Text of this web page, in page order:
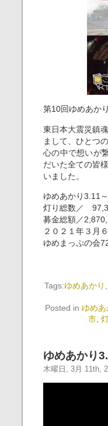
第10回ゆめあか
東日本大震災鎮
まして、ひとつ
心の中で想いが
だいた全ての皆
いました。
ゆめあかり3.11
灯り総数／
募金総額／
２０２１年３月
ゆめまっぷの会
Tags:ゆめあかり
Posted in ゆめあ
市,
ゆめあかり
木曜日, 3月 11th,